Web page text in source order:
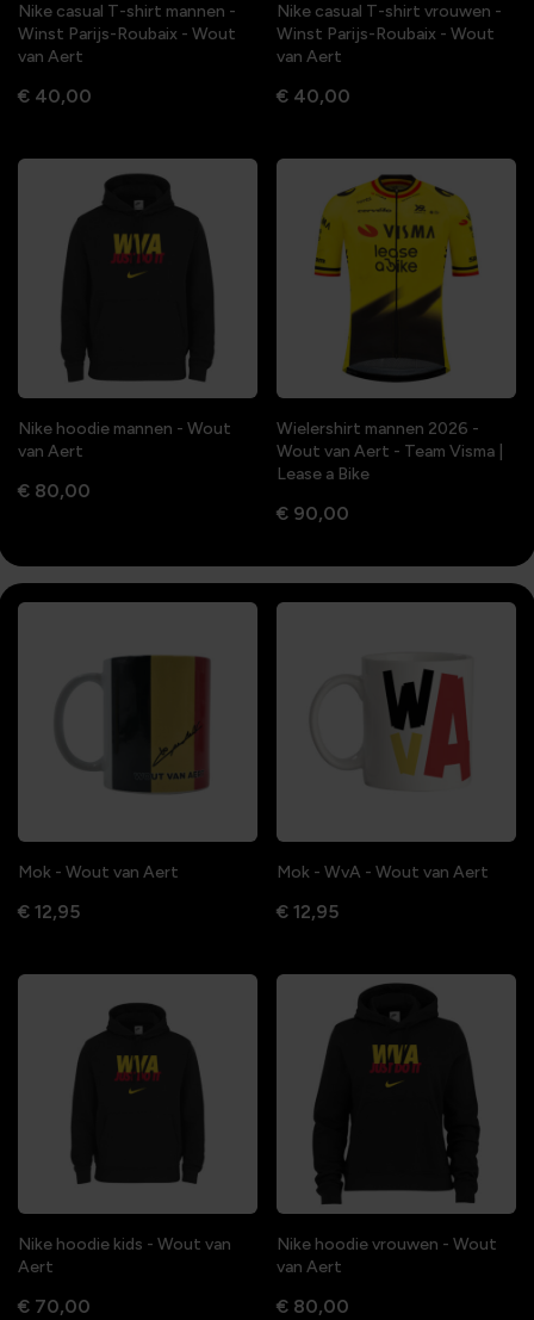
Nike casual T-shirt mannen -
Winst Parijs-Roubaix - Wout
van Aert
€ 40,00
Nike casual T-shirt vrouwen -
Winst Parijs-Roubaix - Wout
van Aert
€ 40,00
Nike hoodie mannen - Wout
van Aert
€ 80,00
Wielershirt mannen 2026 -
Wout van Aert - Team Visma |
Lease a Bike
€ 90,00
Mok - Wout van Aert
€ 12,95
Mok - WvA - Wout van Aert
€ 12,95
Nike hoodie kids - Wout van
Aert
€ 70,00
Nike hoodie vrouwen - Wout
van Aert
€ 80,00